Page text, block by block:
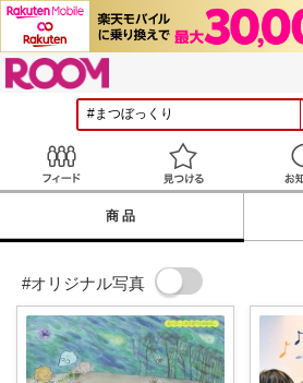
見つける
商品
#オリジナル写真